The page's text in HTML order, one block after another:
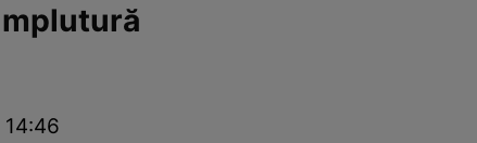
Rețete culinare
14:46